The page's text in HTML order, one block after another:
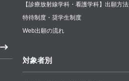
【診療放射線学科・看護学科】出願方法
特待制度・奨学生制度
Web出願の流れ
対象者別